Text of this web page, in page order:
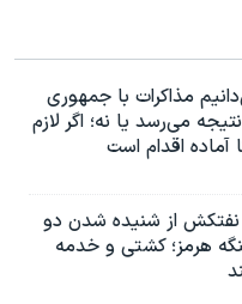
مذاکرات با جمهوری
می‌رسد یا نه؛ اگر لازم
آماده اقدام است
از شنیده شدن دو
هرمز؛ کشتی و خدمه